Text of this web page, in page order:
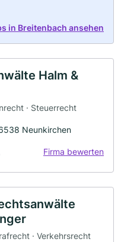
in Breitenbach ansehen
Halm &
· Steuerrecht
Neunkirchen
Firma bewerten
· Verkehrsrecht